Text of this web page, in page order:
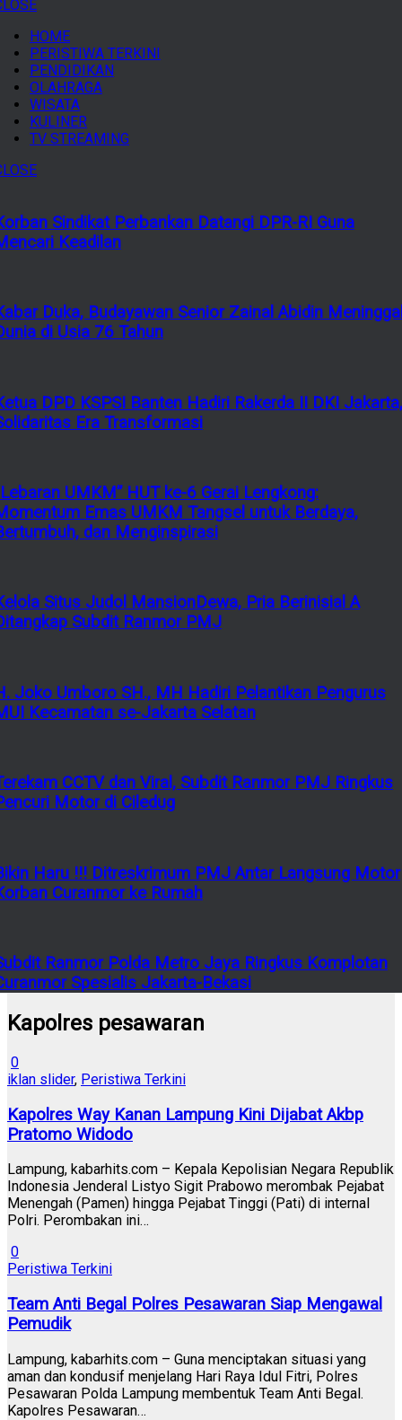
HOME
PERISTIWA TERKINI
PENDIDIKAN
OLAHRAGA
WISATA
KULINER
TV STREAMING
Sindikat Perbankan Datangi DPR-RI Guna
Keadilan
Duka, Budayawan Senior Zainal Abidin
di Usia 76 Tahun
DPD KSPSI Banten Hadiri Rakerda II DKI Jakarta,
Era Transformasi
UMKM” HUT ke-6 Gerai Lengkong:
Emas UMKM Tangsel untuk Berdaya,
dan Menginspirasi
Situs Judol MansionDewa, Pria Berinisial A
Subdit Ranmor PMJ
Joko Umboro SH., MH Hadiri Pelantikan Pengurus
Kecamatan se-Jakarta Selatan
CCTV dan Viral, Subdit Ranmor PMJ Ringkus
Motor di Ciledug
Haru !!! Ditreskrimum PMJ Antar Langsung Motor
Curanmor ke Rumah
Ranmor Polda Metro Jaya Ringkus Komplotan
Spesialis Jakarta-Bekasi
Kapolres pesawaran
0
iklan slider, Peristiwa Terkini
Kapolres Way Kanan Lampung Kini Dijabat Akbp
Pratomo Widodo
Lampung, kabarhits.com – Kepala Kepolisian Negara Republik
Indonesia Jenderal Listyo Sigit Prabowo merombak Pejabat
Menengah (Pamen) hingga Pejabat Tinggi (Pati) di internal
Polri. Perombakan ini…
0
Peristiwa Terkini
Team Anti Begal Polres Pesawaran Siap Mengawal
Pemudik
Lampung, kabarhits.com – Guna menciptakan situasi yang
aman dan kondusif menjelang Hari Raya Idul Fitri, Polres
Pesawaran Polda Lampung membentuk Team Anti Begal.
Kapolres Pesawaran…